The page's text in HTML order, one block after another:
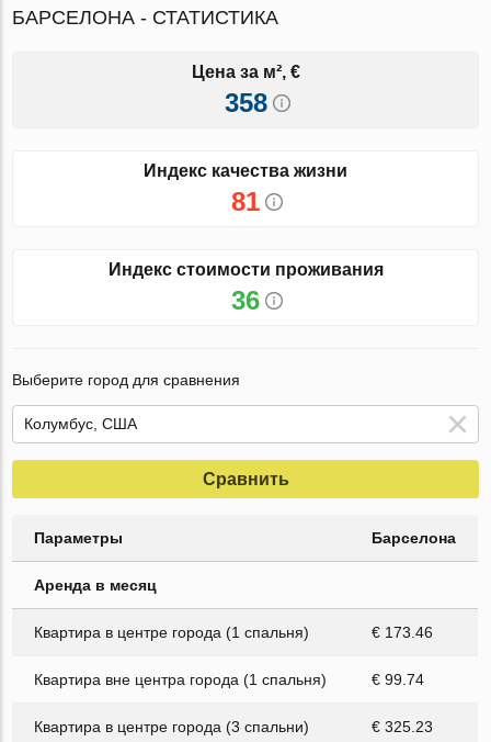
БАРСЕЛОНА - СТАТИСТИКА
Цена за м², €
358
Индекс качества жизни
81
Индекс стоимости проживания
36
Выберите город для сравнения
Сравнить
Параметры Барселона
Аренда в месяц
Квартира в центре города (1 спальня) € 173.46
Квартира вне центра города (1 спальня) € 99.74
Квартира в центре города (3 спальни) € 325.23